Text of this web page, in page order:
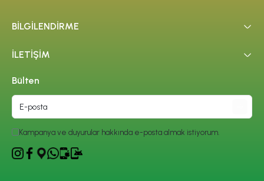
BİLGİLENDİRME
İLETİŞİM
Bülten
Kampanya ve duyurular hakkında e-posta almak istiyorum.